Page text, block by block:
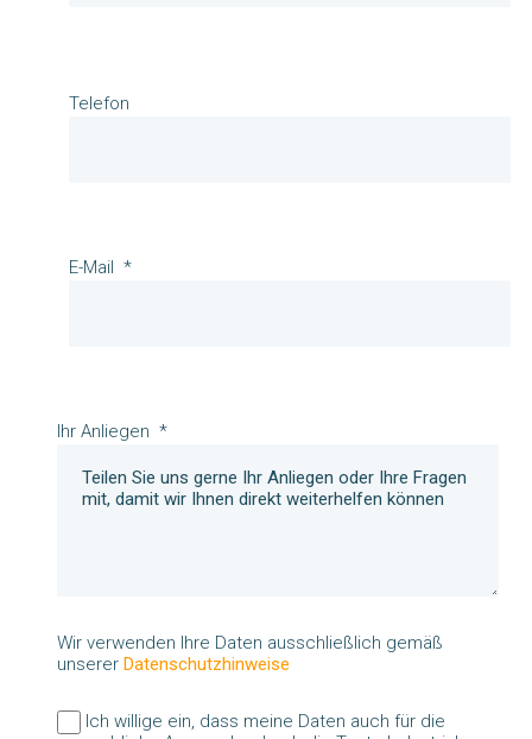
Telefon
E-Mail
Ihr Anliegen
Wir verwenden Ihre Daten ausschließlich gemäß
unserer Datenschutzhinweise
Ich willige ein, dass meine Daten auch für die